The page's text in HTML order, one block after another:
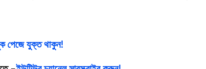
পেজে যুক্ত থাকুন!